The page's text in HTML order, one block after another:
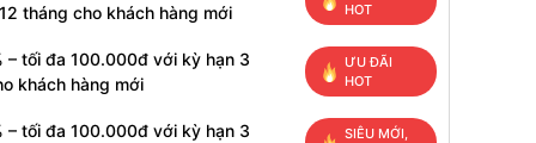
tháng cho khách hàng mới
HOT
– tối đa 100.000đ với kỳ hạn 3
khách hàng mới
ƯU ĐÃI
HOT
– tối đa 100.000đ với kỳ hạn 3
SIÊU MỚI,